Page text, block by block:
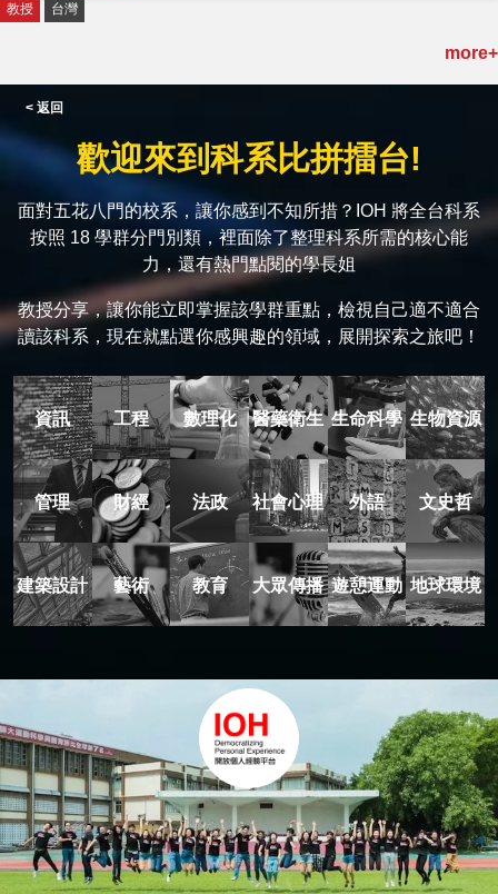
教授 台灣
more+
< 返回
歡迎來到科系比拼擂台!
面對五花八門的校系，讓你感到不知所措？IOH 將全台科系
按照 18 學群分門別類，裡面除了整理科系所需的核心能
力，還有熱門點閱的學長姐
教授分享，讓你能立即掌握該學群重點，檢視自己適不適合
讀該科系，現在就點選你感興趣的領域，展開探索之旅吧！
資訊 工程 數理化 醫藥衛生 生命科學 生物資源
管理 財經 法政 社會心理 外語 文史哲
建築設計 藝術 教育 大眾傳播 遊憩運動 地球環境